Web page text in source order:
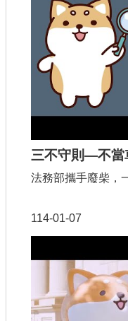
114-01-07
法務部攜手廢柴，